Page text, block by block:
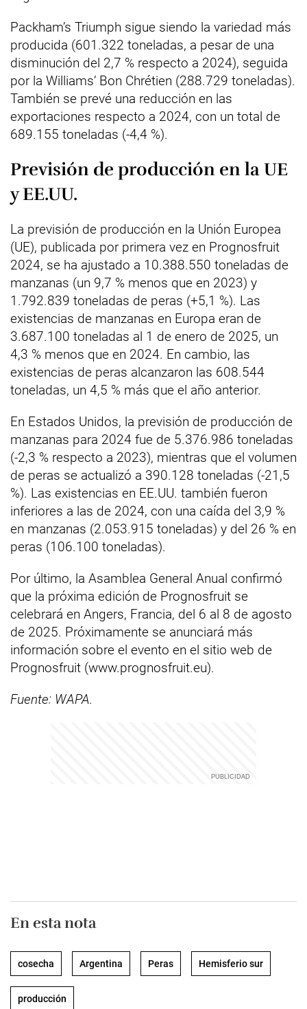
Packham’s Triumph sigue siendo la variedad más
producida (601.322 toneladas, a pesar de una
disminución del 2,7 % respecto a 2024), seguida
por la Williams’ Bon Chrétien (288.729 toneladas).
También se prevé una reducción en las
exportaciones respecto a 2024, con un total de
689.155 toneladas (-4,4 %).
Previsión de producción en la UE
y EE.UU.
La previsión de producción en la Unión Europea
(UE), publicada por primera vez en Prognosfruit
2024, se ha ajustado a 10.388.550 toneladas de
manzanas (un 9,7 % menos que en 2023) y
1.792.839 toneladas de peras (+5,1 %). Las
existencias de manzanas en Europa eran de
3.687.100 toneladas al 1 de enero de 2025, un
4,3 % menos que en 2024. En cambio, las
existencias de peras alcanzaron las 608.544
toneladas, un 4,5 % más que el año anterior.
En Estados Unidos, la previsión de producción de
manzanas para 2024 fue de 5.376.986 toneladas
(-2,3 % respecto a 2023), mientras que el volumen
de peras se actualizó a 390.128 toneladas (-21,5
%). Las existencias en EE.UU. también fueron
inferiores a las de 2024, con una caída del 3,9 %
en manzanas (2.053.915 toneladas) y del 26 % en
peras (106.100 toneladas).
Por último, la Asamblea General Anual confirmó
que la próxima edición de Prognosfruit se
celebrará en Angers, Francia, del 6 al 8 de agosto
de 2025. Próximamente se anunciará más
información sobre el evento en el sitio web de
Prognosfruit (www.prognosfruit.eu).
Fuente: WAPA.
En esta nota
cosecha Argentina Peras Hemisferio sur
producción